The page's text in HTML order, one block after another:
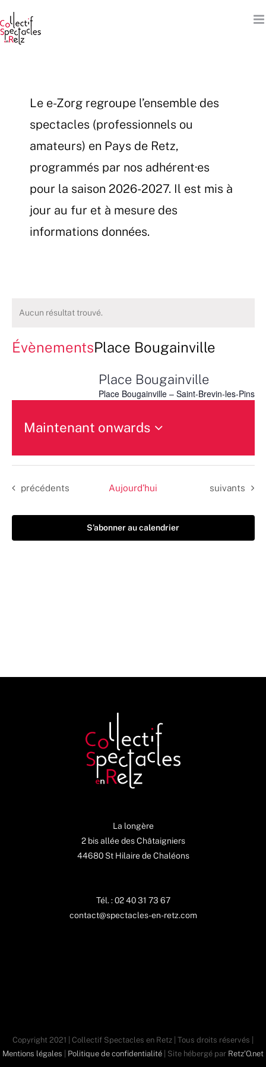
au
contenu
Le e-Zorg regroupe l’ensemble des
spectacles (professionnels ou
amateurs) en Pays de Retz,
programmés par nos adhérent·es
pour la saison 2026-2027. Il est mis à
jour au fur et à mesure des
informations données.
Aucun résultat trouvé.
ÉvènementsPlace Bougainville
Place Bougainville
Place Bougainville – Saint-Brevin-les-Pins
Maintenant onwards
une
date.
Évènements
précédents Aujourd’hui Évènements
suivants
S’abonner au calendrier
La longère
2 bis allée des Châtaigniers
44680 St Hilaire de Chaléons
Tél. : 02 40 31 73 67
contact@spectacles-en-retz.com
Copyright 2021 | Collectif Spectacles en Retz | Tous droits réservés |
Mentions légales
Politique de confidentialité | Site hébergé par Retz'O.net